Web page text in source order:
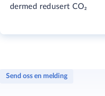
MasterRoc MP 350
MasterRoc MP 355
dermed redusert CO₂
Send oss en melding